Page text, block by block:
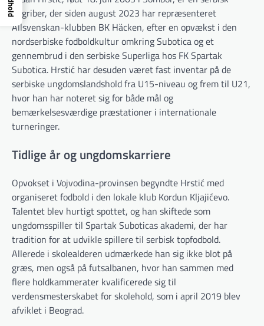
angriber, der siden august 2023 har repræsenteret
Allsvenskan-klubben BK Häcken, efter en opvækst i den
nordserbiske fodboldkultur omkring Subotica og et
gennembrud i den serbiske Superliga hos FK Spartak
Subotica. Hrstić har desuden været fast inventar på de
serbiske ungdomslandshold fra U15-niveau og frem til U21,
hvor han har noteret sig for både mål og
bemærkelsesværdige præstationer i internationale
turneringer.
Tidlige år og ungdomskarriere
Opvokset i Vojvodina-provinsen begyndte Hrstić med
organiseret fodbold i den lokale klub Kordun Kljajićevo.
Talentet blev hurtigt spottet, og han skiftede som
ungdomsspiller til Spartak Suboticas akademi, der har
tradition for at udvikle spillere til serbisk topfodbold.
Allerede i skolealderen udmærkede han sig ikke blot på
græs, men også på futsalbanen, hvor han sammen med
flere holdkammerater kvalificerede sig til
verdensmesterskabet for skolehold, som i april 2019 blev
afviklet i Beograd.